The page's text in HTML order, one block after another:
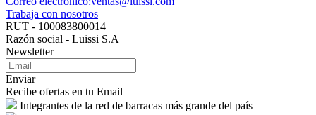
Trabaja con nosotros
RUT - 100083800014
Razón social - Luissi S.A
Newsletter
Enviar
Recibe ofertas en tu Email
Integrantes de la red de barracas más grande del país